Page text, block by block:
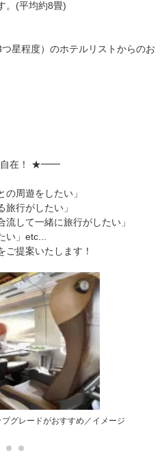
。(平均約8畳)
星程度）のホテルリストからのお
自在！ ★━━
の周遊をしたい」
旅行がしたい」
流して一緒に旅行がしたい」
い」etc...
ご提案いたします！
グレードがおすすめ／イメージ